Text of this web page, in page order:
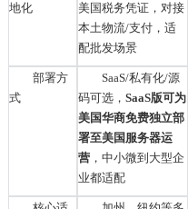
地化
美国税务凭证，对接
本土物流/支付，适
配批发场景
部署方
式
SaaS/私有化/源
码可选，SaaS版可为
美国华商免费独立部
署至美国服务器运
营 ，中小微到大型企
业都适配